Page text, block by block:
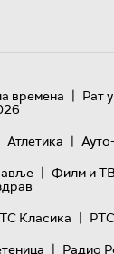
времена | Рат
Атлетика |
| Филм и ТВ
Класика |
| Радио